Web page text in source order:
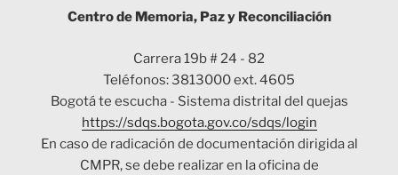
Centro de Memoria, Paz y Reconciliación
Carrera 19b # 24 - 82
Teléfonos: 3813000 ext. 4605
Bogotá te escucha - Sistema distrital del quejas
https://sdqs.bogota.gov.co/sdqs/login
En caso de radicación de documentación dirigida al
CMPR, se debe realizar en la oficina de